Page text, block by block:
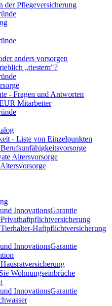
der Pflegeversicherung
anders vorsorgen
„riestern"?
- Fragen und Antworten
Mitarbeiter
- Liste von Einzelpunkten
Altersvorsorge
InnovationsGarantie
Haftpflichtversicherung
InnovationsGarantie
Wohnungseinbrüche
InnovationsGarantie